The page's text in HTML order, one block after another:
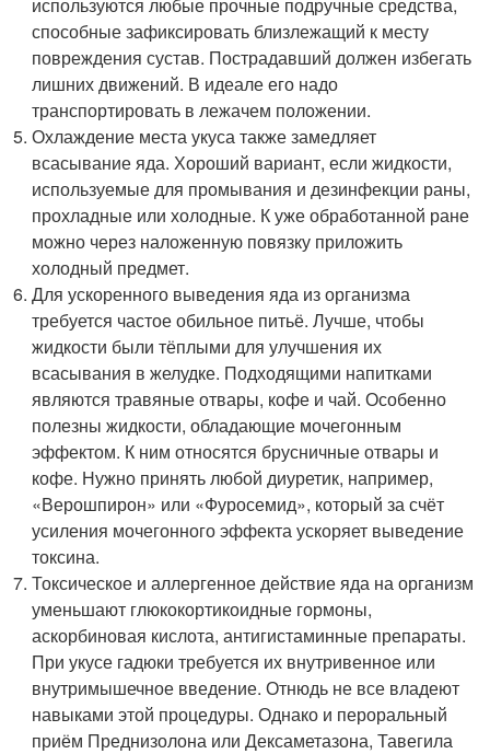
способные зафиксировать близлежащий к месту
повреждения сустав. Пострадавший должен избегать
лишних движений. В идеале его надо
транспортировать в лежачем положении.
Охлаждение места укуса также замедляет
всасывание яда. Хороший вариант, если жидкости,
используемые для промывания и дезинфекции раны,
прохладные или холодные. К уже обработанной ране
можно через наложенную повязку приложить
холодный предмет.
Для ускоренного выведения яда из организма
требуется частое обильное питьё. Лучше, чтобы
жидкости были тёплыми для улучшения их
всасывания в желудке. Подходящими напитками
являются травяные отвары, кофе и чай. Особенно
полезны жидкости, обладающие мочегонным
эффектом. К ним относятся брусничные отвары и
кофе. Нужно принять любой диуретик, например,
«Верошпирон» или «Фуросемид», который за счёт
усиления мочегонного эффекта ускоряет выведение
токсина.
Токсическое и аллергенное действие яда на организм
уменьшают глюкокортикоидные гормоны,
аскорбиновая кислота, антигистаминные препараты.
При укусе гадюки требуется их внутривенное или
внутримышечное введение. Отнюдь не все владеют
навыками этой процедуры. Однако и пероральный
приём Преднизолона или Дексаметазона, Тавегила